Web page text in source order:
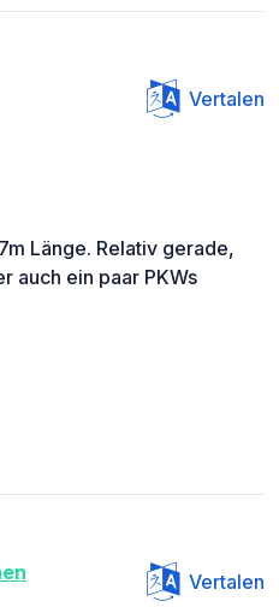
Vertalen
Länge. Relativ gerade,
auch ein paar PKWs
Vertalen